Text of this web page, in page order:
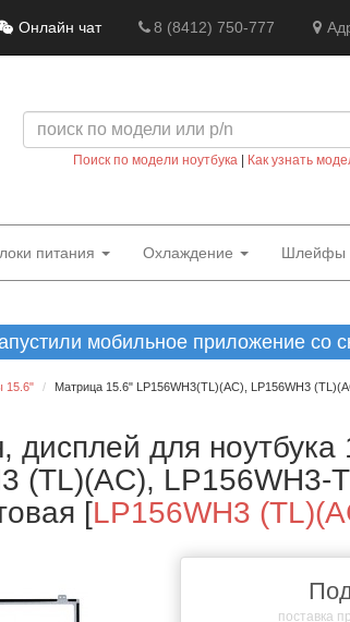
Онлайн чат 8 (8412) 750-777
Поиск по модели ноутбука| Как узнать
питания Охлаждение Шлейфы
мобильное приложение со
15.6" Матрица 15.6" LP156WH3(TL)(AC), LP156WH3
дисплей для
(TL)(AC), LP156WH3-
[LP156WH3
поставка